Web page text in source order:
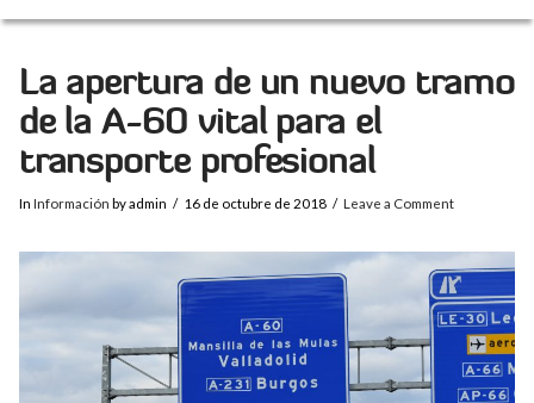
La apertura de un nuevo tramo
de la A-60 vital para el
transporte profesional
In Información by admin 16 de octubre de 2018 Leave a Comment